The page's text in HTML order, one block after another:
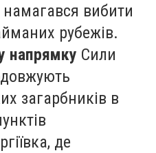
намагався вибити
рубежів.
напрямку Сили
загарбників в
де